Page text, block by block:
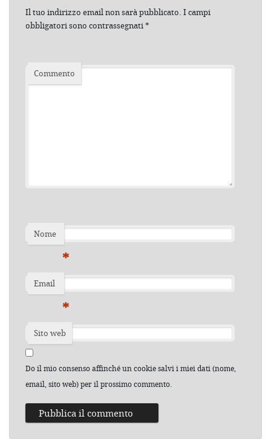
Il tuo indirizzo email non sarà pubblicato. I campi
obbligatori sono contrassegnati*
Commento
Nome
*
Email
*
Sito web
Do il mio consenso affinché un cookie salvi i miei dati (nome,
email, sito web) per il prossimo commento.